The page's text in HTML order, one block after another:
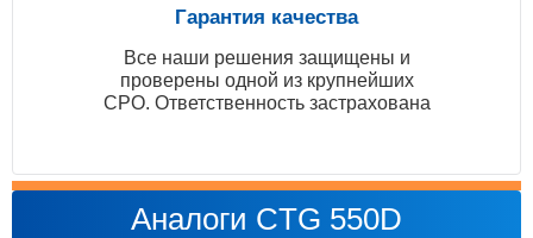
Гарантия качества
Все наши решения защищены и
проверены одной из крупнейших
СРО. Ответственность застрахована
Аналоги CTG 550D